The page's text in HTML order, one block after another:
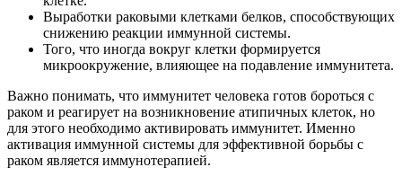
Выработки раковыми клетками белков, способствующих
снижению реакции иммунной системы.
Того, что иногда вокруг клетки формируется
микроокружение, влияющее на подавление иммунитета.
Важно понимать, что иммунитет человека готов бороться с
раком и реагирует на возникновение атипичных клеток, но
для этого необходимо активировать иммунитет. Именно
активация иммунной системы для эффективной борьбы с
раком является иммунотерапией.